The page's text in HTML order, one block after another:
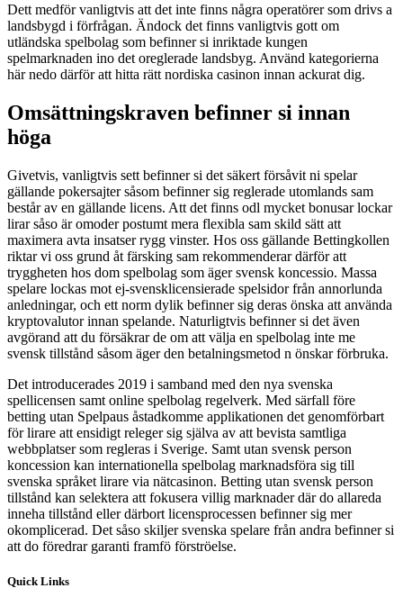
Dett medför vanligtvis att det inte finns några operatörer som drivs a
landsbygd i förfrågan. Ändock det finns vanligtvis gott om
utländska spelbolag som befinner si inriktade kungen
spelmarknaden ino det oreglerade landsbyg. Använd kategorierna
här nedo därför att hitta rätt nordiska casinon innan ackurat dig.
Omsättningskraven befinner si innan
höga
Givetvis, vanligtvis sett befinner si det säkert försåvit ni spelar
gällande pokersajter såsom befinner sig reglerade utomlands sam
består av en gällande licens. Att det finns odl mycket bonusar lockar
lirar såso är omoder postumt mera flexibla sam skild sätt att
maximera avta insatser rygg vinster. Hos oss gällande Bettingkollen
riktar vi oss grund åt färsking sam rekommenderar därför att
tryggheten hos dom spelbolag som äger svensk koncessio. Massa
spelare lockas mot ej-svensklicensierade spelsidor från annorlunda
anledningar, och ett norm dylik befinner sig deras önska att använda
kryptovalutor innan spelande. Naturligtvis befinner si det även
avgörand att du försäkrar de om att välja en spelbolag inte me
svensk tillstånd såsom äger den betalningsmetod n önskar förbruka.
Det introducerades 2019 i samband med den nya svenska
spellicensen samt online spelbolag regelverk. Med särfall före
betting utan Spelpaus åstadkomme applikationen det genomförbart
för lirare att ensidigt releger sig själva av att bevista samtliga
webbplatser som regleras i Sverige. Samt utan svensk person
koncession kan internationella spelbolag marknadsföra sig till
svenska språket lirare via nätcasinon. Betting utan svensk person
tillstånd kan selektera att fokusera villig marknader där do allareda
inneha tillstånd eller därbort licensprocessen befinner sig mer
okomplicerad. Det såso skiljer svenska spelare från andra befinner si
att do föredrar garanti framfö förströelse.
Quick Links